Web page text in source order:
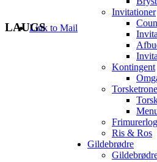
Link to Mail
Invitationer
Kontingent
Ris & Ros
Gildebrødre
LAUGS